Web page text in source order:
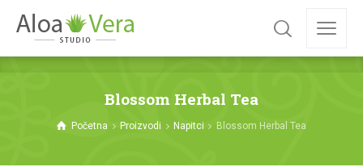
Blossom Herbal Tea
Početna Proizvodi Napitci Blossom Herbal Tea